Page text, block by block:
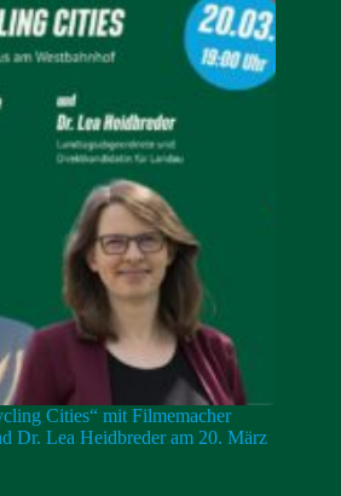
Cities“ mit Filmemacher
Dr. Lea Heidbreder am 20. März